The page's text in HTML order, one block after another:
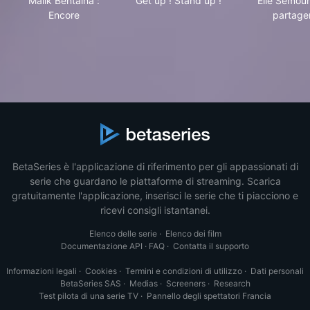
Encore
BetaSeries è l'applicazione di riferimento per gli appassionati di
serie che guardano le piattaforme di streaming. Scarica
gratuitamente l'applicazione, inserisci le serie che ti piacciono e
ricevi consigli istantanei.
Elenco delle serie· Elenco dei film
Documentazione API · FAQ · Contatta il supporto
Informazioni legali · Cookies · Termini e condizioni di utilizzo · Dati personali
BetaSeries SAS · Medias· Screeners· Research
Test pilota di una serie TV · Pannello degli spettatori Francia